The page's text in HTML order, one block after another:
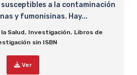
a la contaminación
y fumonisinas. Hay...
Salud, Investigación, Libros de
sin ISBN
Ver